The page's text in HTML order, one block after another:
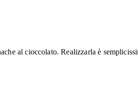
al cioccolato. Realizzarla è